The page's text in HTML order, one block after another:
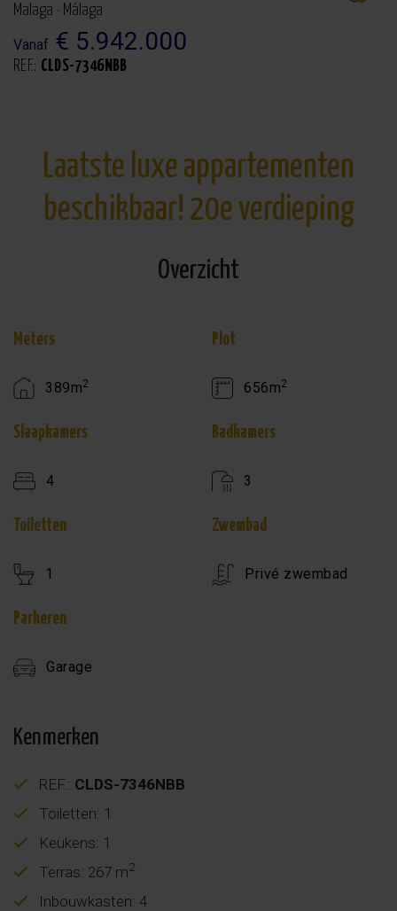
Malaga · Málaga
Vanaf € 5.942.000
REF.: CLDS-7346NBB
Laatste luxe appartementen
beschikbaar! 20e verdieping
Overzicht
Meters
389m2
Plot
656m2
Slaapkamers
4
Badkamers
3
Toiletten
1
Zwembad
Privé zwembad
Parkeren
Garage
Kenmerken
REF.: CLDS-7346NBB
Toiletten: 1
Keukens: 1
Terras: 267 m2
Inbouwkasten: 4